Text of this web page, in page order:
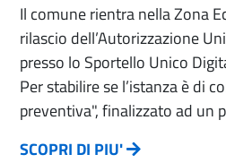
Il comune rientra nella Zona
rilascio dell’Autorizzazione
presso lo Sportello Unico
Per stabilire se l’istanza è di
preventiva", finalizzato ad un
SCOPRI DI PIU'